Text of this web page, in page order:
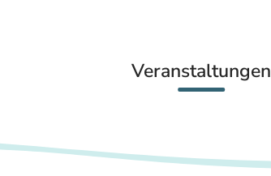
Veranstaltungen